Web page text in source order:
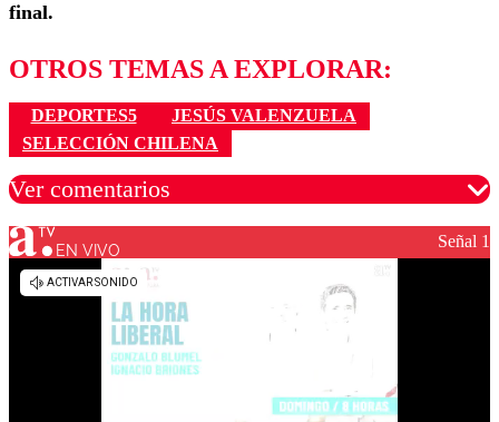
final.
OTROS TEMAS A EXPLORAR:
DEPORTES5
JESÚS VALENZUELA
SELECCIÓN CHILENA
Ver comentarios
Los comentarios son moderados para garantizar un
EN VIVO Señal 1